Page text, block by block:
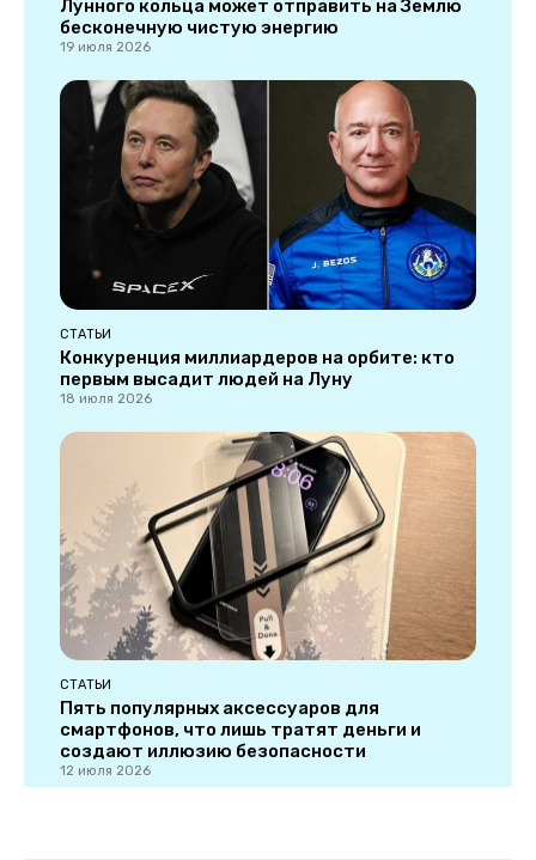
Лунного кольца может отправить на Землю
бесконечную чистую энергию
19 июля 2026
СТАТЬИ
Конкуренция миллиардеров на орбите: кто
первым высадит людей на Луну
18 июля 2026
СТАТЬИ
Пять популярных аксессуаров для
смартфонов, что лишь тратят деньги и
создают иллюзию безопасности
12 июля 2026